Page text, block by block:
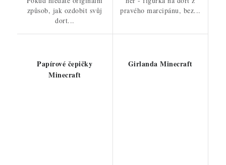
způsob, jak ozdobit svůj
dort...
pravého marcipánu, bez...
Papírové čepičky
Minecraft
Girlanda Minecraft